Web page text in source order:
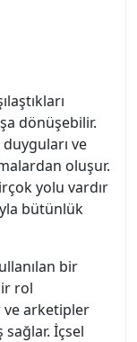
dönüşebilir.
ve
oluşur.
yolu vardır
bütünlük
bir
rol
ve arketipler
sağlar. İçsel